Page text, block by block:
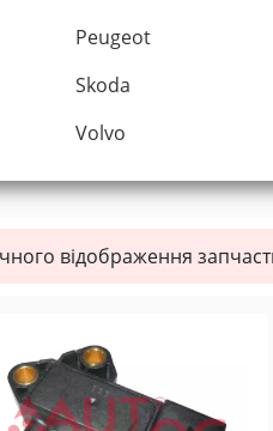
Peugeot
Skoda
Volvo
відображення